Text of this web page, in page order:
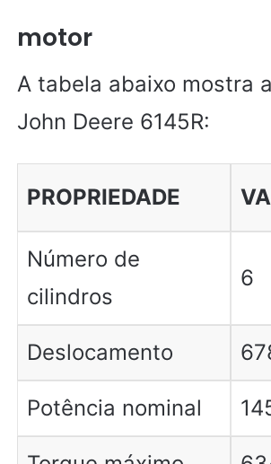
motor
A tabela abaixo mostra
John Deere 6145R:
PROPRIEDADE
Número de
cilindros
6
Deslocamento
Potência nominal